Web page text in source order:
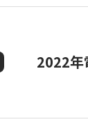
2022年